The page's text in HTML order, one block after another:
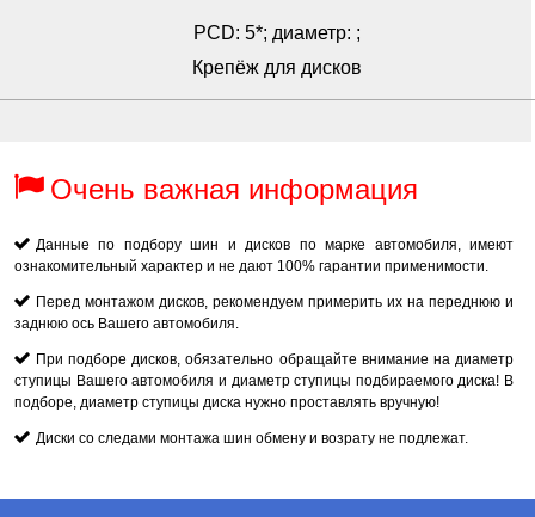
PCD: 5*; диаметр: ;
Крепёж для дисков
Очень важная информация
Данные по подбору шин и дисков по марке автомобиля, имеют
ознакомительный характер и не дают 100% гарантии применимости.
Перед монтажом дисков, рекомендуем примерить их на переднюю и
заднюю ось Вашего автомобиля.
При подборе дисков, обязательно обращайте внимание на диаметр
ступицы Вашего автомобиля и диаметр ступицы подбираемого диска! В
подборе, диаметр ступицы диска нужно проставлять вручную!
Диски со следами монтажа шин обмену и возрату не подлежат.